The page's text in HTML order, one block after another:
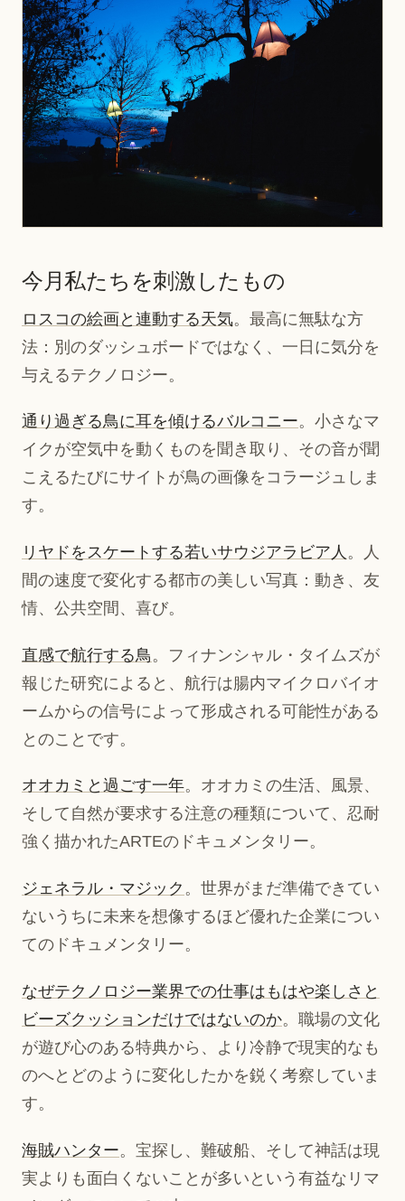
今月私たちを刺激したもの
ロスコの絵画と連動する天気。最高に無駄な方
法：別のダッシュボードではなく、一日に気分を
与えるテクノロジー。
通り過ぎる鳥に耳を傾けるバルコニー。小さなマ
イクが空気中を動くものを聞き取り、その音が聞
こえるたびにサイトが鳥の画像をコラージュしま
す。
リヤドをスケートする若いサウジアラビア人 。人
間の速度で変化する都市の美しい写真：動き、友
情、公共空間、喜び。
直感で航行する鳥 。フィナンシャル・タイムズが
報じた研究によると、航行は腸内マイクロバイオ
ームからの信号によって形成される可能性がある
とのことです。
オオカミと過ごす一年。オオカミの生活、風景、
そして自然が要求する注意の種類について、忍耐
強く描かれたARTEのドキュメンタリー。
ジェネラル・マジック 。世界がまだ準備できてい
ないうちに未来を想像するほど優れた企業につい
てのドキュメンタリー。
なぜテクノロジー業界での仕事はもはや楽しさと
ビーズクッションだけではないのか。職場の文化
が遊び心のある特典から、より冷静で現実的なも
のへとどのように変化したかを鋭く考察していま
す。
海賊ハンター。宝探し、難破船、そして神話は現
実よりも面白くないことが多いという有益なリマ